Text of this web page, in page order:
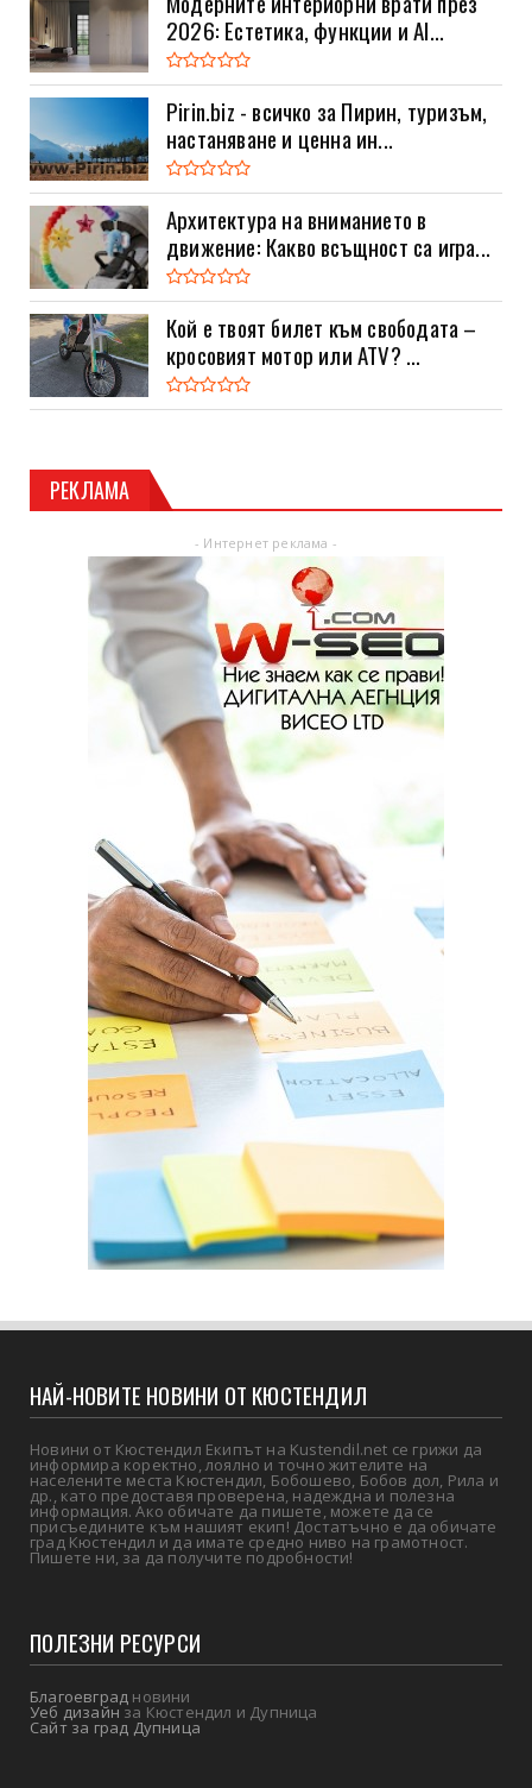
2026: Естетика, функции и AI...
Pirin.biz - всичко за Пирин, туризъм,
настаняване и ценна ин...
Архитектура на вниманието в
движение: Какво всъщност са игра...
Кой е твоят билет към свободата –
кросовият мотор или ATV? ...
РЕКЛАМА
- Интернет реклама -
НАЙ-НОВИТЕ НОВИНИ ОТ КЮСТЕНДИЛ
Новини от Кюстендил Екипът на Kustendil.net се грижи да
информира коректно, лоялно и точно жителите на
населените места Кюстендил, Бобошево, Бобов дол, Рила и
др., като предоставя проверена, надеждна и полезна
информация. Ако обичате да пишете, можете да се
присъедините към нашият екип! Достатъчно е да обичате
град Кюстендил и да имате средно ниво на грамотност.
Пишете ни, за да получите подробности!
ПОЛЕЗНИ РЕСУРСИ
Благоевград новини
Уеб дизайнза Кюстендил и Дупница
Сайт за град Дупница